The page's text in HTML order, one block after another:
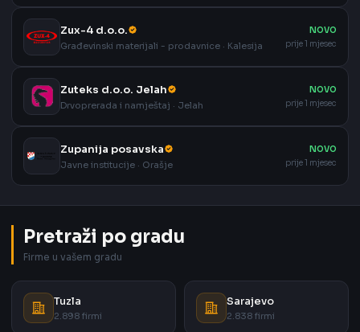
Zux-4 d.o.o.
Građevinski materijali - prodavnice · Kalesija
NOVO
prije 1 mjesec
Zuteks d.o.o. Jelah
Drvoprerada i namještaj · Jelah
NOVO
prije 1 mjesec
Zupanija posavska
Javne institucije · Orašje
NOVO
prije 1 mjesec
Pretraži po gradu
Firme u vašem gradu
Tuzla
2.898 firmi
Sarajevo
2.838 firmi